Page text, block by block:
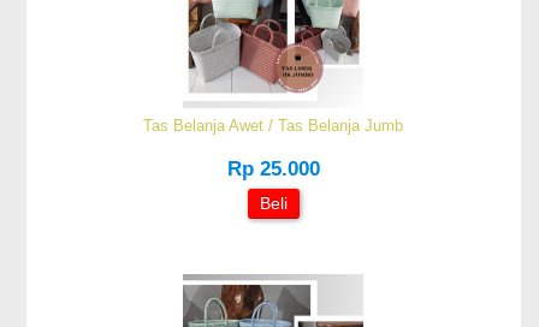
Tas Belanja Awet / Tas Belanja Jumb
Rp 25.000
Beli